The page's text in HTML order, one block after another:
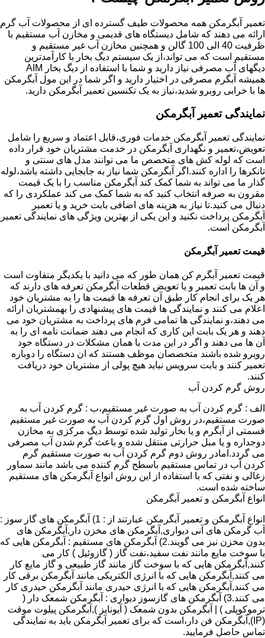
تعمیر آبگرمکن همه محصولات طیف گسترده ای از محصولات آب گرم
ارائه می دهند که شامل دیستگاه های قدیمی و مخازن آب مستقیم با
ظرفیت 40 الی 100 گالن و همچنین مخازن آب غیر مستقیم و
مستقیم است که می تواند،از یک سیستم دیگ بخار با کارآمدترین
دیگهای آب مصرفی نیاز دارید و شما با استفاده از دیگ بخار AIM
همیشه آبگرم مصرفی در اختیار دارید و اگر شما در این مول آبگرمکن
ها با خرابی روبرو شدید،نیاز به یک تکنسین تعمیر آبگرمکن دارید.
نمایندگی تعمیر آبگرمکن
نمایندگی تعمیر آبگرمکن خدمات فوری،قابل اعتماد و سریع را شامل
تعویض،تعمیر و نگهداری آبگرمکن در خدمت مشتریان خود قرار داده
است که لوله کش های متخصص ما می توانند مدل های سنتی و
تانکرها را اداره کنند.اگر آبگرمکن شما نیاز به جابجایی داشته باشد،لوله
گذار ما می تواند به شما کمک کند آبگرمکن مناسب را با یک قیمت
مقرون به صرفه انتخاب کنید که به شما کمک می کند عملکردی را که
دنبال می کنید.تا نیاز به هزینه های اضافی بابت خرید و یا تعمیر
آبگرمکن پرداخت نکنید و این یکی از بهترین ویژگی های نمایندگی تعمیر
آبگرمکن است.
قیمت تعمیر آبگرمکن
قیمت تعمیر آبگرم کن همان طور که می دانید با یکدیگر متفاوت است
و آن ها بابت تعمیر و یا تعویض قطعات آبگرمکن تعرفه های دارند که
هر یک برای انجام کار طبق آن تعرفه ها قیمت ها را به مشتریان خود
اعلام می کنند و نمایندگی ها قیمت های پیشنهادی را بهمشتریان ارائه
می دهند،و نمایندگی ها تمامی فرم های پرداخت به مشتریان خود می
دهند و هر یک بابت این کاری که انجام می دهند ضمانت نامه ای را به
آن ها می دهند و اگر در این مدت با همان مشکلات در دستگاه خود
روبرو شده باشند متخصصان موظف هستند که ان دستگاه را دوباره
تعمیر کنند و بابت سرویس نباید هیچ پولی از مشتریان خود دریافت
کنند.
روش گرم کردن آب
الف : گرم کردن آب به صورت غیر مستقیم،ب : گرم کردن آب به
صورت مستقیم،در روش اول گرم کردن آب به صورت غیر مستقیم
قسمتی از آبگرم و یا بخار تولید شده توسط دیگ مرکزی به مخازن
دوجداره و یا مبل حرارتی منتقل شده و باعث گرم شدن آب مصرفی
می گردد.امادر روش دوم گرم کردن آب به صورت مستقیم گرم
کردن آب در تماس مستقیم باسطح گرم کننده می باشد مانند سماور
زغالی و نفتی که با استفاده از این روش انواع آبگرمکن های مستقیم
ساخته شده است.
انواع آبگرمکن و تعمیر آبگرمکن
انواع آبگرمکن و تعمیر آبگرمکن عبارتند از : 1) آبگرمکن های گاز سوز :
آب گرمکن های آنی دیواری,آبگرمکن های مخزن دار,آبگرمکن های
بدون مخزن نیز می گویند.2) آبگرمکن های مستقیم : آبگرمکن هایی که
با سوخت مایع مانند نفت سفید،نفت گاز ( گازوئیل ) کار می
کنند,آبگرمکن هایی که با سوخت گاز مانند گاز طبیعی و گاز مایع کار
می کنند,آبگرمکن هایی که با انرژی الکتریکی مانند آبگرمکن برقی کار
می کنند,آبگرمکن هایی که با انرژی حیدری مانند آبگرمکن حیدری کار
می کنند.3) آبگرمکن های گازسوز دیواری : آبگرمکن شمعک دار (
ترموکوپلی ) | آبگرمکن بدون شمعک ( آیونایز ),آبگرمکن پیلوت موقت
(IP),آبگرمکن فن دار،است که برای تعمیر آبگرمکن باید به نمایندگی
تماس حاصل فرمایید.